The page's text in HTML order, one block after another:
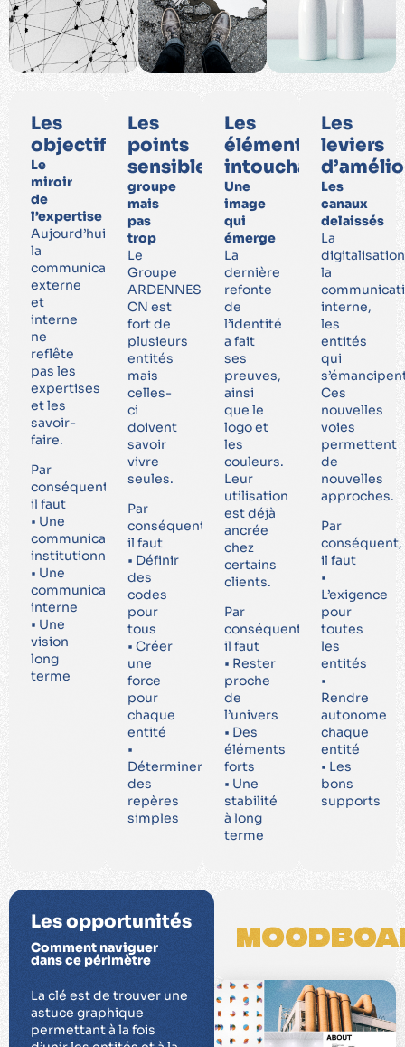
Les
objectifs
Le
miroir
de
l’expertise
Aujourd’hui,
la
communication
externe
et
interne
ne
reflête
pas les
expertises
et les
savoir-
faire.
Par
conséquent,
il faut
• Une
communication
institutionnelle
• Une
communication
interne
• Une
vision
long
terme
Les
points
sensibles
groupe
mais
pas
trop
Le
Groupe
ARDENNES
CN est
fort de
plusieurs
entités
mais
celles-
ci
doivent
savoir
vivre
seules.
Par
conséquent,
il faut
• Définir
des
codes
pour
tous
• Créer
une
force
pour
chaque
entité
•
Déterminer
des
repères
simples
Les
éléments
intouchables
Une
image
qui
émerge
La
dernière
refonte
de
l’identité
a fait
ses
preuves,
ainsi
que le
logo et
les
couleurs.
Leur
utilisation
est déjà
ancrée
chez
certains
clients.
Par
conséquent,
il faut
• Rester
proche
de
l’univers
• Des
éléments
forts
• Une
stabilité
à long
terme
Les
leviers
Les
canaux
delaissés
La
la
interne,
les
entités
qui
Ces
nouvelles
voies
permettent
de
nouvelles
approches.
Par
conséquent,
il faut
•
L’exigence
pour
toutes
les
entités
•
Rendre
autonome
chaque
entité
• Les
bons
supports
Les opportunités
Comment naviguer
dans ce périmètre
La clé est de trouver une
astuce graphique
permettant à la fois